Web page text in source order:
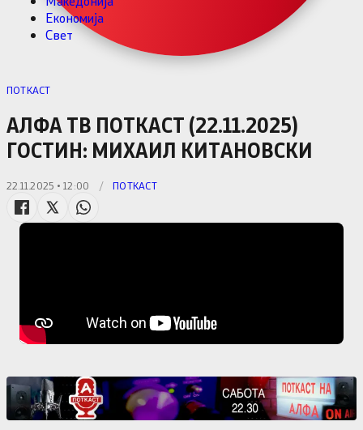
Економија
Свет
ПОТКАСТ
АЛФА ТВ ПОТКАСТ (22.11.2025)
ГОСТИН: МИХАИЛ КИТАНОВСКИ
22.11.2025 • 12:00 / ПОТКАСТ